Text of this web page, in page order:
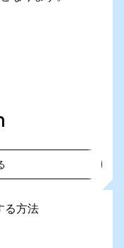
方法